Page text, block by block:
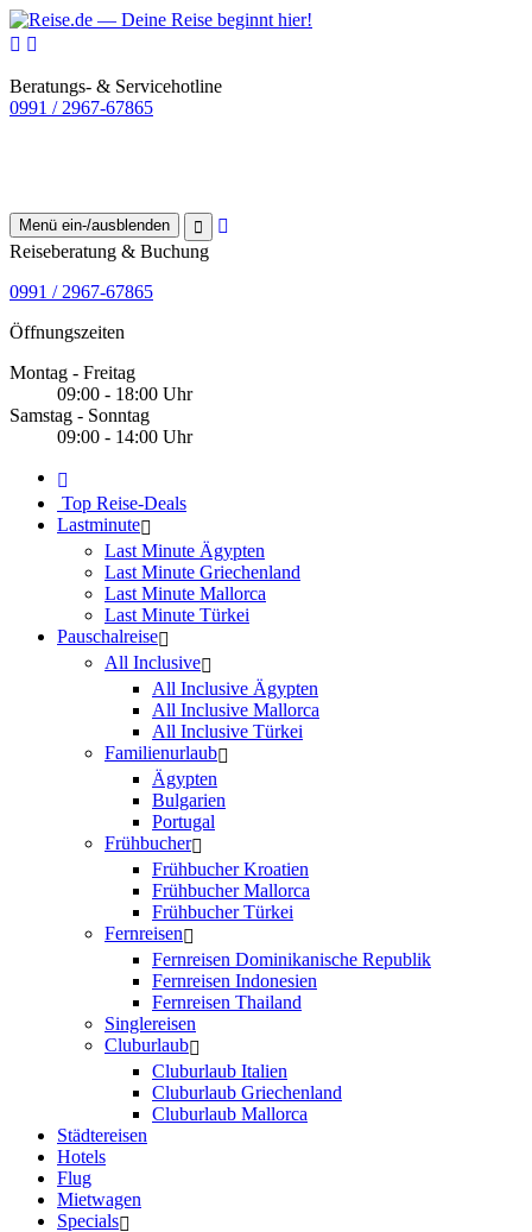
Beratungs- & Servicehotline
0991 / 2967-67865
Menü ein-/ausblenden
Reiseberatung & Buchung
0991 / 2967-67865
Öffnungszeiten
Montag - Freitag
09:00 - 18:00 Uhr
Samstag - Sonntag
09:00 - 14:00 Uhr
Top Reise-Deals
Lastminute
Last Minute Ägypten
Last Minute Griechenland
Last Minute Mallorca
Last Minute Türkei
Pauschalreise
All Inclusive
All Inclusive Ägypten
All Inclusive Mallorca
All Inclusive Türkei
Familienurlaub
Ägypten
Bulgarien
Portugal
Frühbucher
Frühbucher Kroatien
Frühbucher Mallorca
Frühbucher Türkei
Fernreisen
Fernreisen Dominikanische Republik
Fernreisen Indonesien
Fernreisen Thailand
Singlereisen
Cluburlaub
Cluburlaub Italien
Cluburlaub Griechenland
Cluburlaub Mallorca
Städtereisen
Hotels
Flug
Mietwagen
Specials